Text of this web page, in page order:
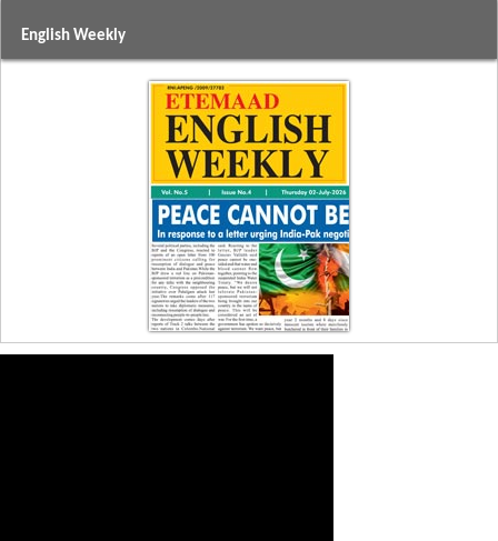
English Weekly